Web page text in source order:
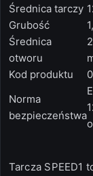
Średnica tarczy
Grubość
Średnica
otworu
Kod produktu
Norma
bezpieczeństwa
Tarcza SPEED1